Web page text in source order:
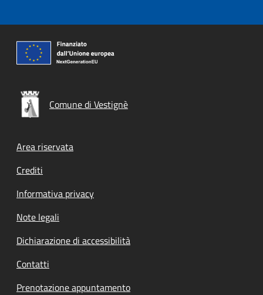
Comune di Vestignè
Footer menu
Area riservata
Crediti
Informativa privacy
Note legali
Dichiarazione di accessibilità
Contatti
Prenotazione appuntamento